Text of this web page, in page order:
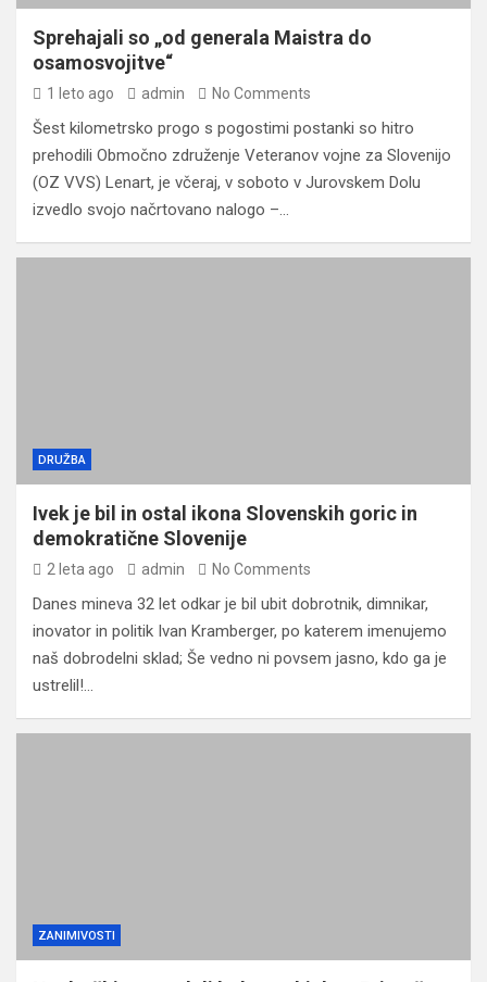
Sprehajali so „od generala Maistra do
osamosvojitve“
1 leto ago admin No Comments
Šest kilometrsko progo s pogostimi postanki so hitro
prehodili Območno združenje Veteranov vojne za Slovenijo
(OZ VVS) Lenart, je včeraj, v soboto v Jurovskem Dolu
izvedlo svojo načrtovano nalogo –…
DRUŽBA
Ivek je bil in ostal ikona Slovenskih goric in
demokratične Slovenije
2 leta ago admin No Comments
Danes mineva 32 let odkar je bil ubit dobrotnik, dimnikar,
inovator in politik Ivan Kramberger, po katerem imenujemo
naš dobrodelni sklad; Še vedno ni povsem jasno, kdo ga je
ustrelil!…
ZANIMIVOSTI